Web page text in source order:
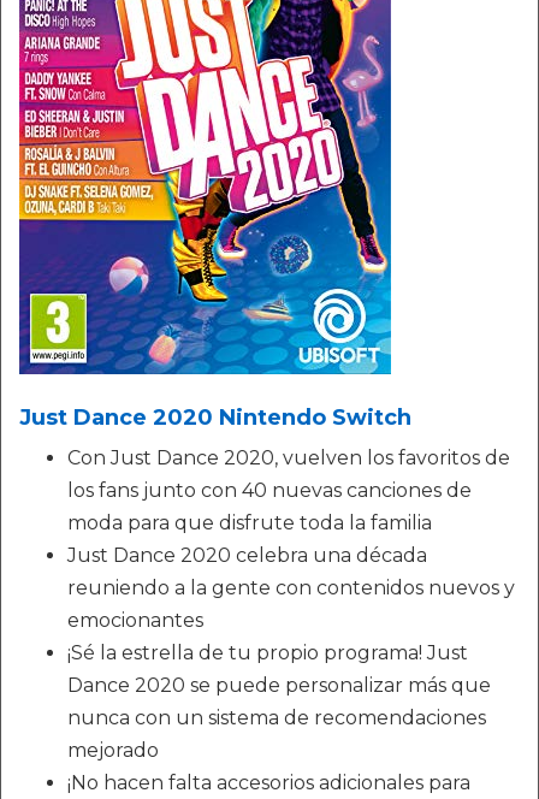
Just Dance 2020 Nintendo Switch
Con Just Dance 2020, vuelven los favoritos de
los fans junto con 40 nuevas canciones de
moda para que disfrute toda la familia
Just Dance 2020 celebra una década
reuniendo a la gente con contenidos nuevos y
emocionantes
¡Sé la estrella de tu propio programa! Just
Dance 2020 se puede personalizar más que
nunca con un sistema de recomendaciones
mejorado
¡No hacen falta accesorios adicionales para